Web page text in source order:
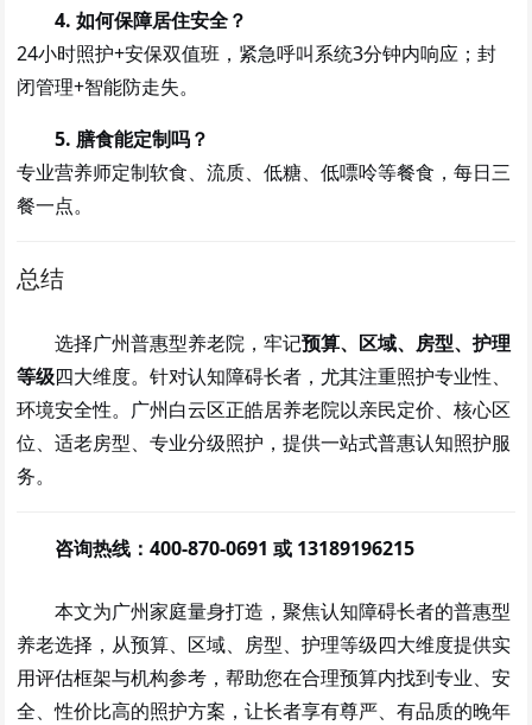
4. 如何保障居住安全？
24小时照护+安保双值班，紧急呼叫系统3分钟内响应；封
闭管理+智能防走失。
5. 膳食能定制吗？
专业营养师定制软食、流质、低糖、低嘌呤等餐食，每日三
餐一点。
总结
选择广州普惠型养老院，牢记预算、区域、房型、护理
等级四大维度。针对认知障碍长者，尤其注重照护专业性、
环境安全性。广州白云区正皓居养老院以亲民定价、核心区
位、适老房型、专业分级照护，提供一站式普惠认知照护服
务。
咨询热线：400-870-0691 或 13189196215
本文为广州家庭量身打造，聚焦认知障碍长者的普惠型
养老选择，从预算、区域、房型、护理等级四大维度提供实
用评估框架与机构参考，帮助您在合理预算内找到专业、安
全、性价比高的照护方案，让长者享有尊严、有品质的晚年